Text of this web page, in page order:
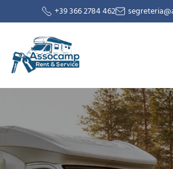
+39 366 2784 462